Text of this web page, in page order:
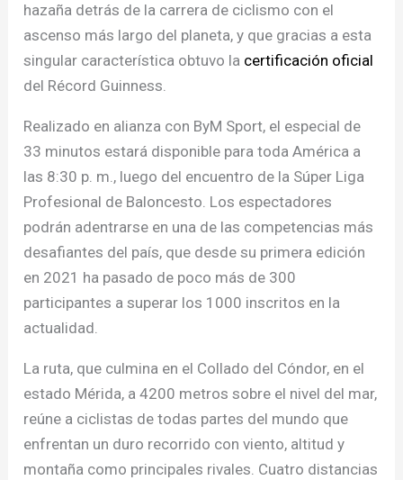
hazaña detrás de la carrera de ciclismo con el
ascenso más largo del planeta, y que gracias a esta
singular característica obtuvo la certificación oficial
del Récord Guinness.
Realizado en alianza con ByM Sport, el especial de
33 minutos estará disponible para toda América a
las 8:30 p. m., luego del encuentro de la Súper Liga
Profesional de Baloncesto. Los espectadores
podrán adentrarse en una de las competencias más
desafiantes del país, que desde su primera edición
en 2021 ha pasado de poco más de 300
participantes a superar los 1000 inscritos en la
actualidad.
La ruta, que culmina en el Collado del Cóndor, en el
estado Mérida, a 4200 metros sobre el nivel del mar,
reúne a ciclistas de todas partes del mundo que
enfrentan un duro recorrido con viento, altitud y
montaña como principales rivales. Cuatro distancias